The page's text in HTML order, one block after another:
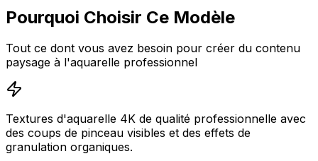
Pourquoi Choisir Ce Modèle
Tout ce dont vous avez besoin pour créer du contenu
paysage à l'aquarelle professionnel
Textures d'aquarelle 4K de qualité professionnelle avec
des coups de pinceau visibles et des effets de
granulation organiques.